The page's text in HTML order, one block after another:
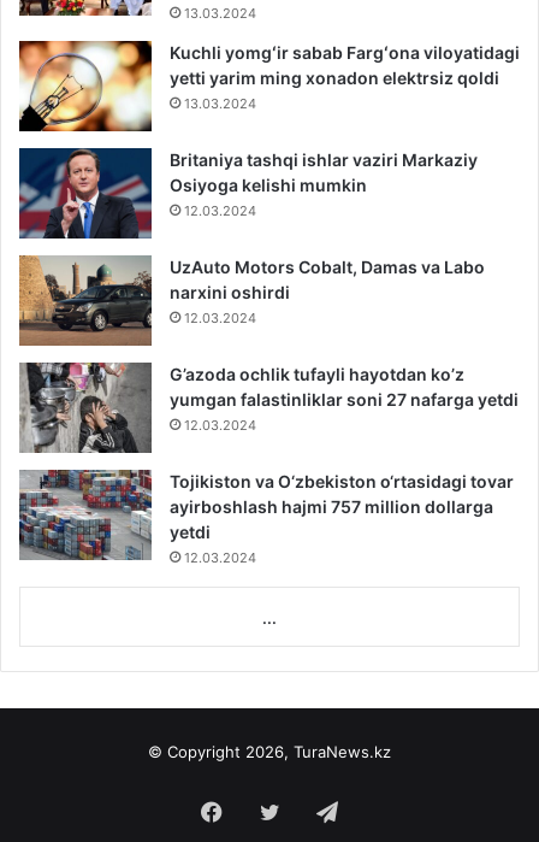
13.03.2024
Kuchli yomgʻir sabab Fargʻona viloyatidagi
yetti yarim ming xonadon elektrsiz qoldi
13.03.2024
Britaniya tashqi ishlar vaziri Markaziy
Osiyoga kelishi mumkin
12.03.2024
UzAuto Motors Cobalt, Damas va Labo
narxini oshirdi
12.03.2024
G’azoda ochlik tufayli hayotdan ko’z
yumgan falastinliklar soni 27 nafarga yetdi
12.03.2024
Tojikiston va O‘zbekiston o‘rtasidagi tovar
ayirboshlash hajmi 757 million dollarga
yetdi
12.03.2024
...
© Copyright 2026, TuraNews.kz
Facebook
Twitter